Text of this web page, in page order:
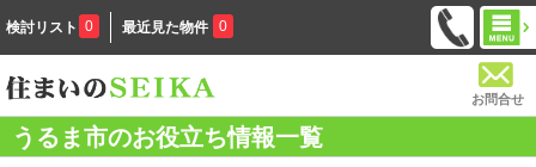
検討リスト 0 最近見た物件 0
お問合せ
うるま市のお役立ち情報一覧